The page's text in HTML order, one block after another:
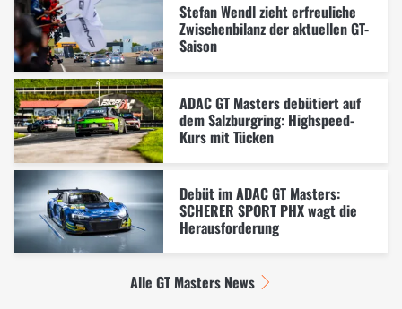
Stefan Wendl zieht erfreuliche
Zwischenbilanz der aktuellen GT-
Saison
ADAC GT Masters debütiert auf
dem Salzburgring: Highspeed-
Kurs mit Tücken
Debüt im ADAC GT Masters:
SCHERER SPORT PHX wagt die
Herausforderung
Alle GT Masters News